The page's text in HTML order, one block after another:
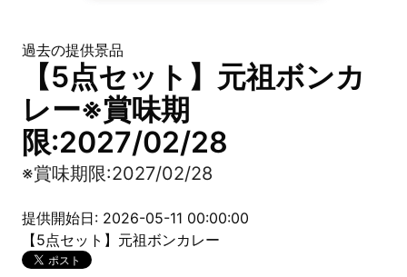
過去の提供景品
【5点セット】元祖ボンカ
レー※賞味期
限:2027/02/28
※賞味期限:2027/02/28
提供開始日: 2026-05-11 00:00:00
【5点セット】元祖ボンカレー